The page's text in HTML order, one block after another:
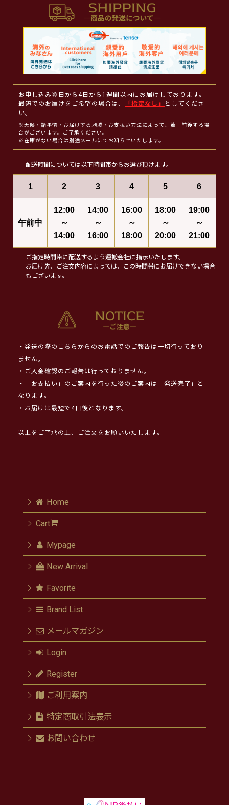
お申し込み翌日から4日から1週間以内にお届けしております。
最短でのお届けをご希望の場合は、
「指定なし」
としてくださ
い。
※天候・諸事情・お届けする地域・お支払い方法によって、若干前後する場
合がございます。ご了承ください。
※在庫がない場合は別途メールにてお知らせいたします。
配送時間については以下時間帯からお選び頂けます。
1 2 3 4 5 6
午前中
12:00
～
14:00
14:00
～
16:00
16:00
～
18:00
18:00
～
20:00
19:00
～
21:00
ご指定時間帯に配送するよう運搬会社に指示いたします。
お届け先、ご注文内容によっては、この時間帯にお届けできない場合
もございます。
・発送の際のこちらからのお電話でのご報告は一切行っており
ません。
・ご入金確認のご報告は行っておりません。
・「お支払い」のご案内を行った後のご案内は「発送完了」と
なります。
・お届けは最短で4日後となります。
以上をご了承の上、ご注文をお願いいたします。
Home
Cart
Mypage
New Arrival
Favorite
Brand List
メールマガジン
Login
Register
ご利用案内
特定商取引法表示
お問い合わせ